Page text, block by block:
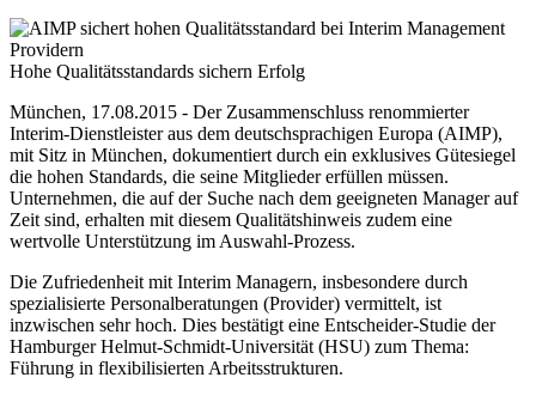
Hohe Qualitätsstandards sichern Erfolg
München, 17.08.2015 - Der Zusammenschluss renommierter
Interim-Dienstleister aus dem deutschsprachigen Europa (AIMP),
mit Sitz in München, dokumentiert durch ein exklusives Gütesiegel
die hohen Standards, die seine Mitglieder erfüllen müssen.
Unternehmen, die auf der Suche nach dem geeigneten Manager auf
Zeit sind, erhalten mit diesem Qualitätshinweis zudem eine
wertvolle Unterstützung im Auswahl-Prozess.
Die Zufriedenheit mit Interim Managern, insbesondere durch
spezialisierte Personalberatungen (Provider) vermittelt, ist
inzwischen sehr hoch. Dies bestätigt eine Entscheider-Studie der
Hamburger Helmut-Schmidt-Universität (HSU) zum Thema:
Führung in flexibilisierten Arbeitsstrukturen.